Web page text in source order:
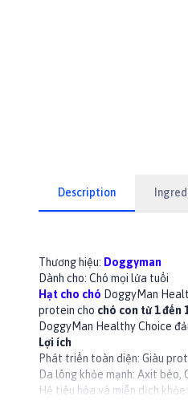
Description
Thương hiệu: Doggyman
Dành cho: Chó mọi lứa tuổi
Hạt cho chó DoggyMan
protein cho chó con từ 1 đến
DoggyMan Healthy Choice
Lợi ích
Phát triển toàn diện: Giàu
Da lông khỏe mạnh: Axit
Hệ tiêu hóa và miễn dịch